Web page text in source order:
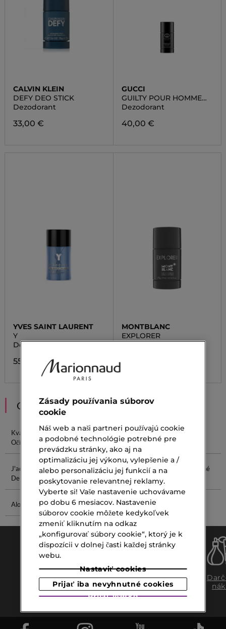
CALVIN KLEIN
DEFY DEO STICK
Dezodorant
33,00 €
GUCCI
GUILTY POUR HOMME
DEO STICK
Dezodorant
40,00 €
YVES SAINT LAURENT
Y
Deodorant Pre Mužov
55,00 €
MONTBLANC
EXPLORER
Deodorant
ODPORÚČANIA
Kvapky Do
Očí
Tampony Do
Vody
Pena Do
Kúpeľa
Bomba Do
Kúpeľa
J'adore Eau
De Parfum
Odličovací
Balzam
Some By Mi
Gél
Tekuté Očné
Aloe Vera Gél Ružový Rúž
Doprava
zadarmo
nad €39,-
Expresný
osobný
odber
Zásady používania súborov
cookie
Náš web a naši partneri používajú cookie
a podobné technológie potrebné pre
prevádzku stránky, ako aj na
optimalizáciu jej výkonu, vylepšenie a /
alebo personalizáciu jej funkcií a na
poskytovanie relevantnej reklamy.
Vyberte si! Vaše nastavenie uchovávame
po dobu 6 mesiacov. Nastavenie
súborov cookie môžete kedykoľvek
zmeniť kliknutím na odkaz
„konfigurovať súbory cookie“, ktorý je k
dispozícii v dolnej časti každej stránky
webu.
Nastaviť cookies
Prijať iba nevyhnutné cookies
Prijať všetko